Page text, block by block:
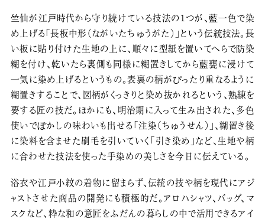
竺仙が江戸時代から守り続けている技法の1つが、藍一色で染
め上げる「長板中形（ながいたちゅうがた）」という伝統技法。長
い板に貼り付けた生地の上に、順々に型紙を置いてへらで防染
糊を付け、乾いたら裏側も同様に糊置きしてから藍甕に浸けて
一気に染め上げるというもの。表裏の柄がぴったり重なるように
糊置きすることで、図柄がくっきりと染め抜かれるという、熟練を
要する匠の技だ。ほかにも、明治期に入って生み出された、多色
使いでぼかしの味わいも出せる「注染（ちゅうせん）」、糊置き後
に染料を含ませた刷毛を引いていく「引き染め」など、生地や柄
に合わせた技法を使った手染めの美しさを今日に伝えている。
浴衣や江戸小紋の着物に留まらず、伝統の技や柄を現代にアジ
ャストさせた商品の開発にも積極的だ。アロハシャツ、バッグ、マ
スクなど、粋な和の意匠をふだんの暮らしの中で活用できるアイ